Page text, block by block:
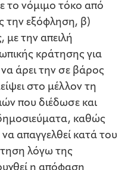
το νόμιμο τόκο από
την εξόφληση, β)
με την απειλή
κράτησης για
άρει την σε βάρος
στο μέλλον τη
που διέδωσε και
καθώς
απαγγελθεί κατά του
λόγω της